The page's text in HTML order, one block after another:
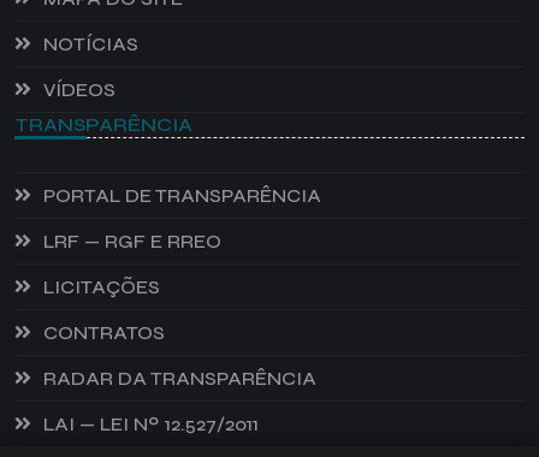
NOTÍCIAS
VÍDEOS
TRANSPARÊNCIA
PORTAL DE TRANSPARÊNCIA
LRF — RGF E RREO
LICITAÇÕES
CONTRATOS
RADAR DA TRANSPARÊNCIA
LAI — LEI Nº 12.527/2011